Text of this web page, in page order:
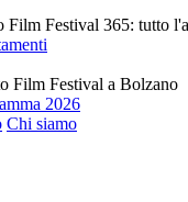
Film Festival 365: tutto
Film Festival a Bolzano
2026
Chi siamo